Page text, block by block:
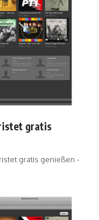
gratis
gratis genießen -